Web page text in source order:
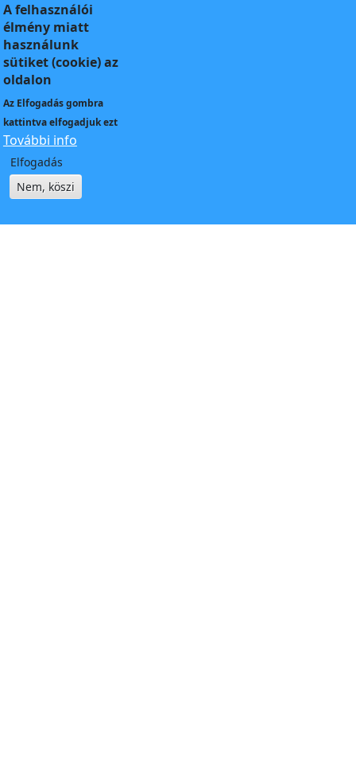
A felhasználói
élmény miatt
használunk
sütiket (cookie) az
oldalon
Az Elfogadásgombra
kattintva elfogadjuk ezt
További info
Elfogadás
Nem, köszi